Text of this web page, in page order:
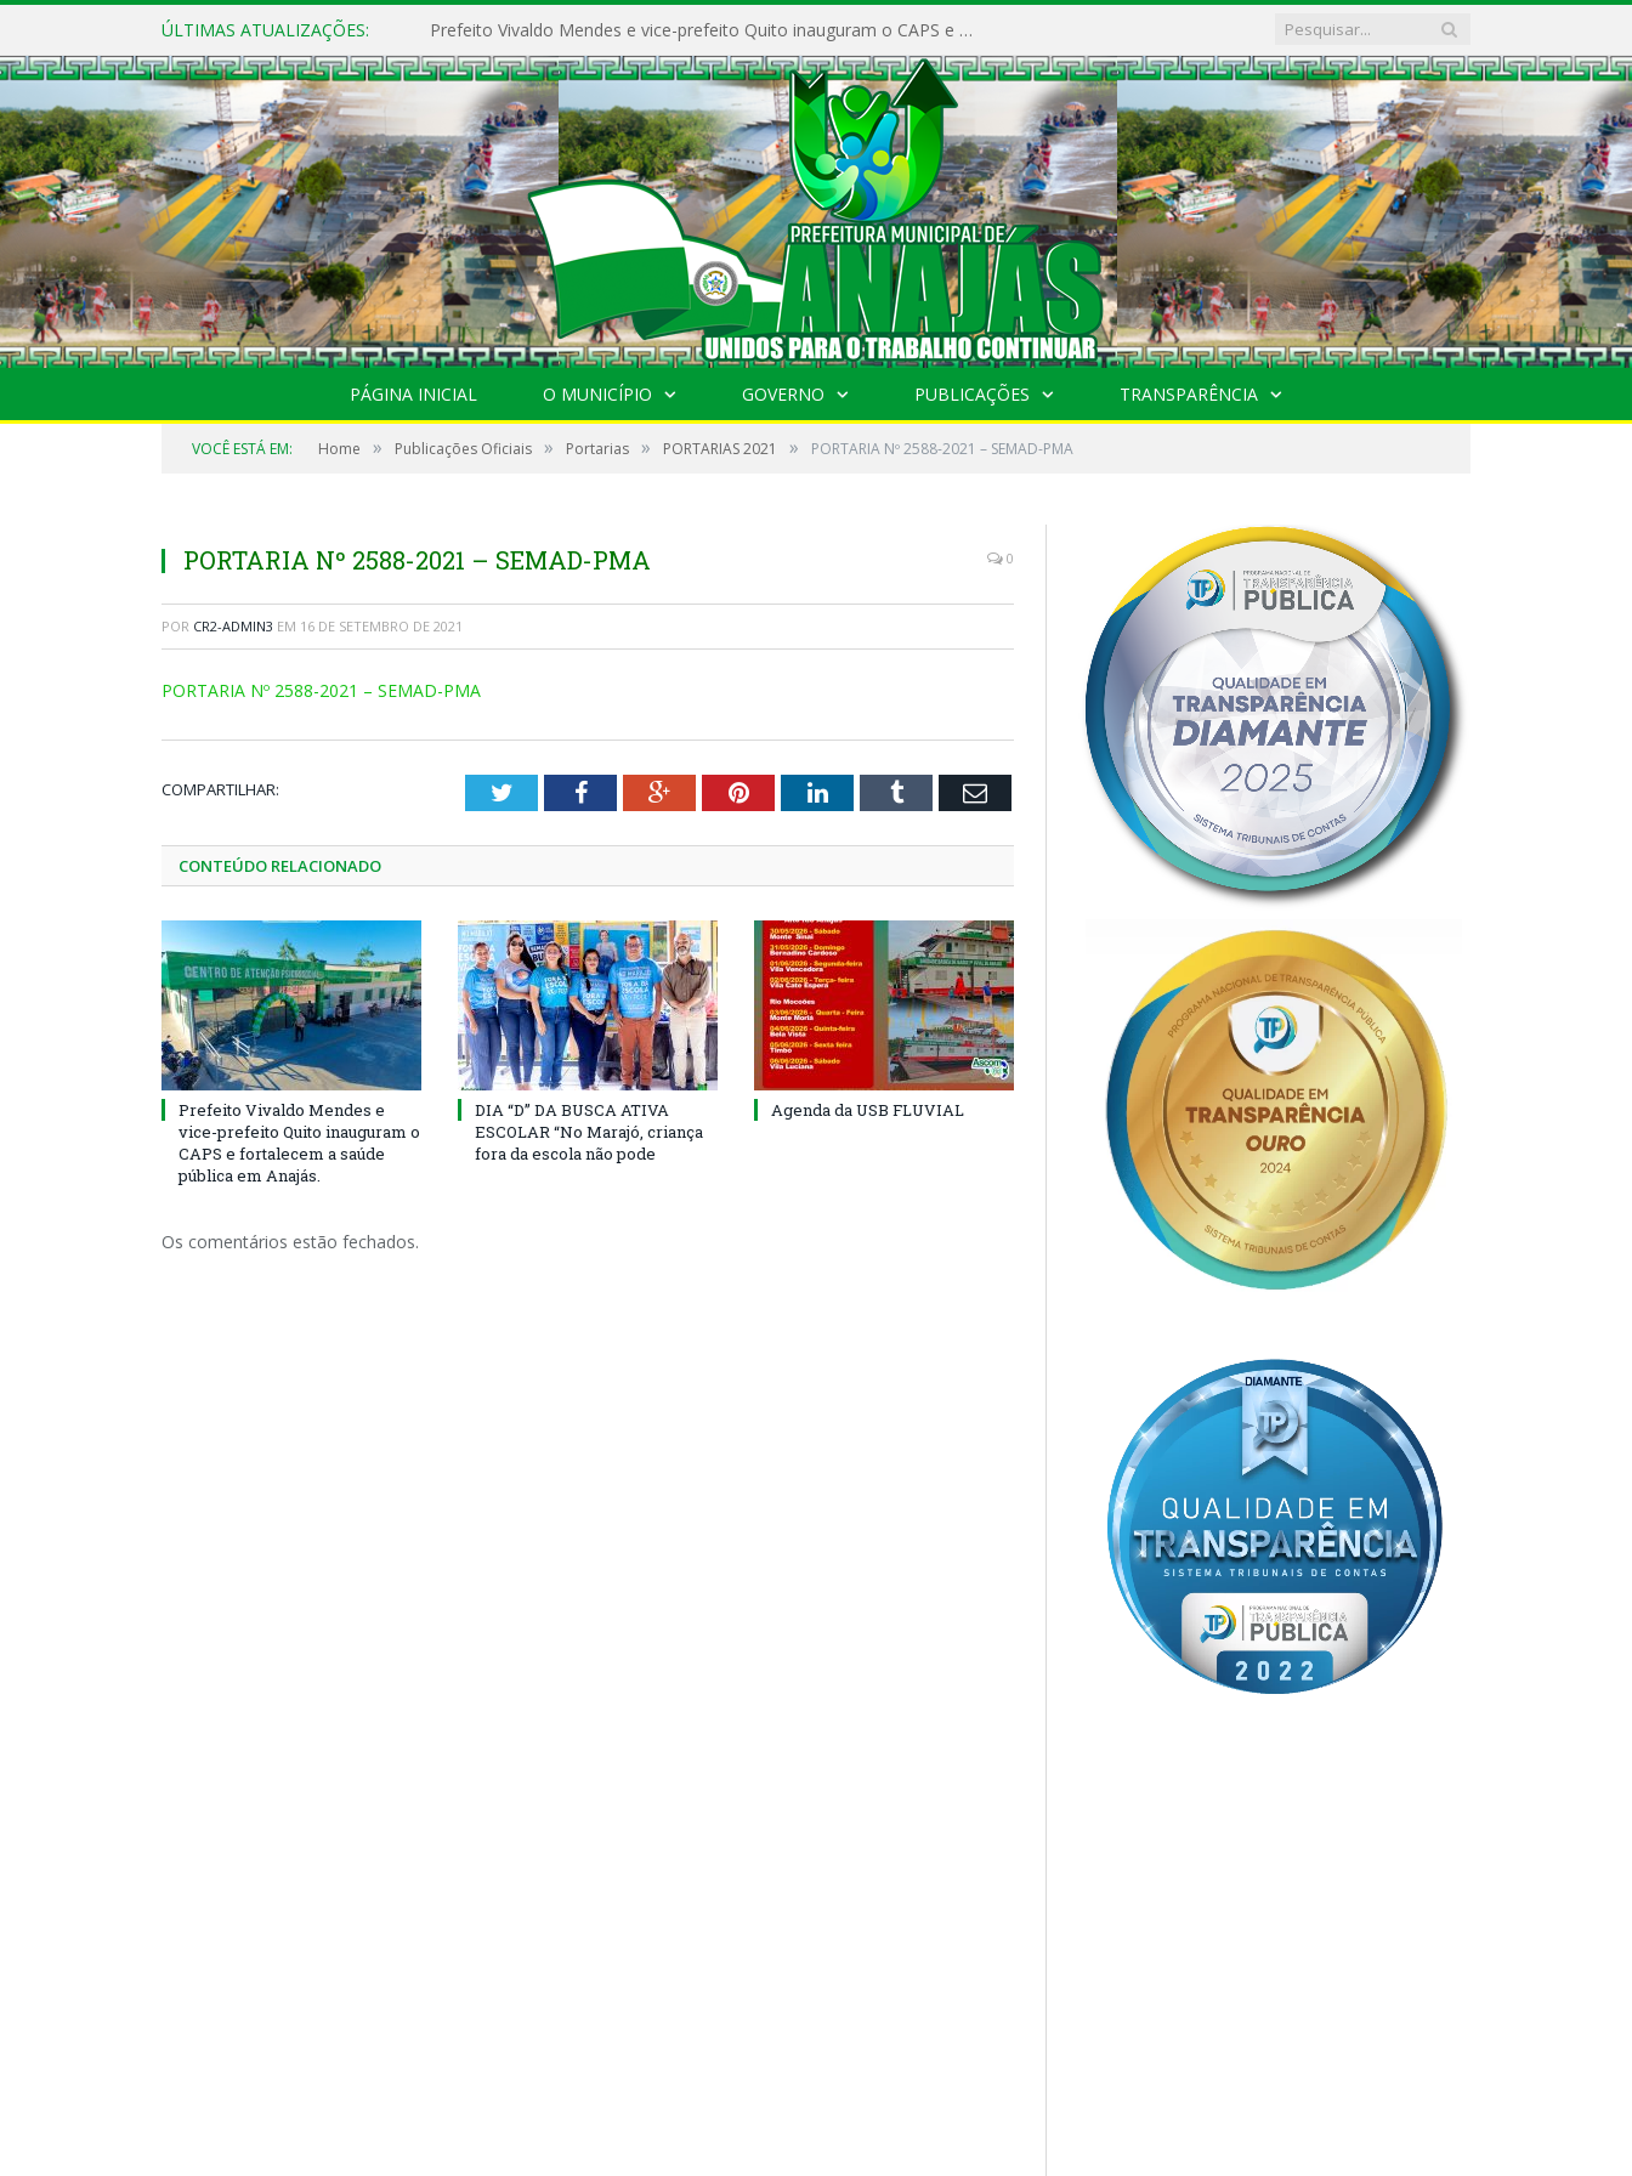
ÚLTIMAS ATUALIZAÇÕES: Prefeito Vivaldo Mendes e vice-prefeito Quito inauguram o CAPS e fortalecem a saúde pública em Anajás.
PÁGINA INICIAL O MUNICÍPIO GOVERNO PUBLICAÇÕES TRANSPARÊNCIA
VOCÊ ESTÁ EM: Home » Publicações Oficiais » Portarias » PORTARIAS 2021 » PORTARIA Nº 2588-2021 – SEMAD-PMA
PORTARIA Nº 2588-2021 – SEMAD-PMA 0
POR CR2-ADMIN3 EM 16 DE SETEMBRO DE 2021
PORTARIA Nº 2588-2021 – SEMAD-PMA
COMPARTILHAR: TwitterFacebookGoogle+PinterestLinkedInTumblr Email
CONTEÚDO RELACIONADO
Prefeito Vivaldo Mendes e
vice-prefeito Quito inauguram o
CAPS e fortalecem a saúde
pública em Anajás.
DIA “D” DA BUSCA ATIVA
ESCOLAR “No Marajó, criança
fora da escola não pode
Agenda da USB FLUVIAL
Os comentários estão fechados.